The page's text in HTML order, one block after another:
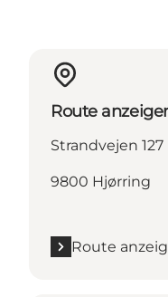
Route
Strandvejen 127
9800 Hjørring
Route